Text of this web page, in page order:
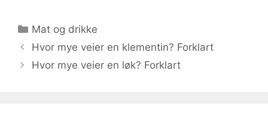
Kategorier
Mat og drikke
Hvor mye veier en klementin? Forklart
Hvor mye veier en løk? Forklart